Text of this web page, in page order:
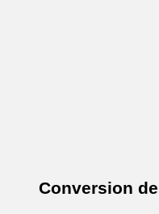
Conversion